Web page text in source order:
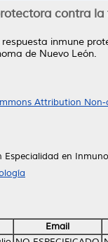
contra
respuesta inmune
de Nuevo León.
Attribution
Especialidad en
Email